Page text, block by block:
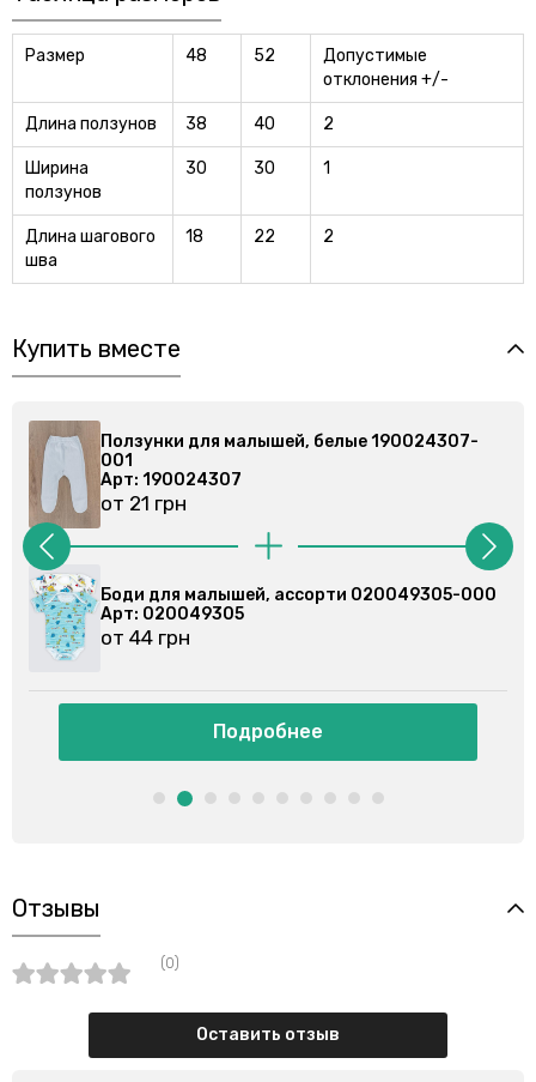
Размер 48 52
Допустимые
отклонения +/-
Длина ползунов 38 40 2
Ширина
ползунов
30 30 1
Длина шагового
шва
18 22 2
Купить вместе
000
Ползунки для малышей, белые 190024307-
001
Арт: 190024307
от 21 грн
Боди для малышей, ассорти 020079102-000
Арт: 020079102
от 44 грн
Подробнее
Отзывы
(0)
Оставить отзыв